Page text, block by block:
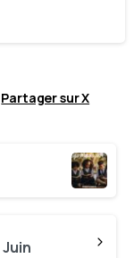
Partager sur X